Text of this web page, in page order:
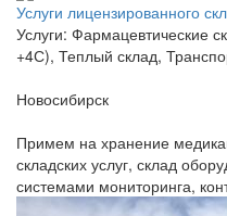
Услуги лицензированного
Услуги: Фармацевтические
+4С), Теплый склад,
Новосибирск
Примем на хранение
складских услуг, склад
системами мониторинга,